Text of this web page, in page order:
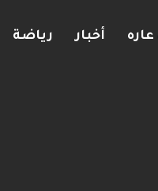
عاره أخبار رياضة